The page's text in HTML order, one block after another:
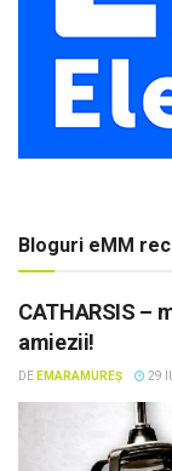
Bloguri eMM
CATHARSIS –
amiezii!
DE EMARAMUREȘ 29